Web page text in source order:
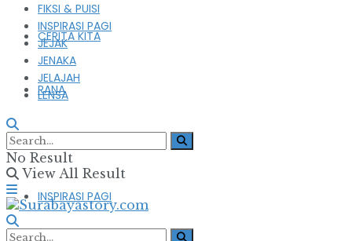
CERITA KITA
RANA
FIKSI & PUISI
INSPIRASI PAGI
FIKSI & PUISI
INSPIRASI PAGI
JEJAK
JENAKA
JELAJAH
LENSA
No Result
View All Result